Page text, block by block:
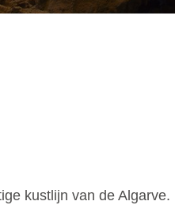
kustlijn van de